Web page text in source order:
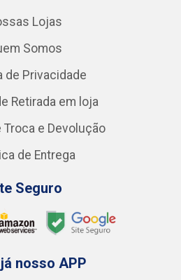
Lojas
Somos
de Privacidade
Retirada em loja
Troca e Devolução
de Entrega
Seguro
nosso APP